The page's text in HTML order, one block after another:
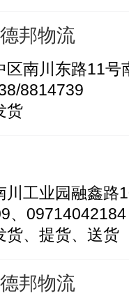
邦物流
南川东路11号
8814739
货
工业园融鑫路
、09714042184
货、提货、送货
邦物流